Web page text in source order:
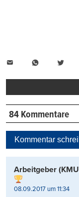
WhatsApp
84 Kommentare
Kommentar
Arbeitgeber
08.09.2017 um 11:34